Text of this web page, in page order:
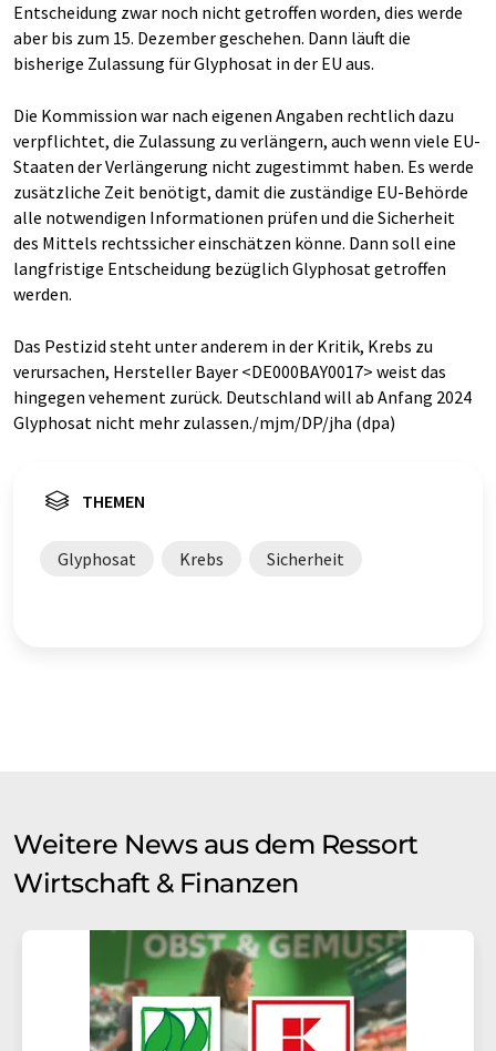
Entscheidung zwar noch nicht getroffen worden, dies werde
aber bis zum 15. Dezember geschehen. Dann läuft die
bisherige Zulassung für Glyphosat in der EU aus.
Die Kommission war nach eigenen Angaben rechtlich dazu
verpflichtet, die Zulassung zu verlängern, auch wenn viele EU-
Staaten der Verlängerung nicht zugestimmt haben. Es werde
zusätzliche Zeit benötigt, damit die zuständige EU-Behörde
alle notwendigen Informationen prüfen und die Sicherheit
des Mittels rechtssicher einschätzen könne. Dann soll eine
langfristige Entscheidung bezüglich Glyphosat getroffen
werden.
Das Pestizid steht unter anderem in der Kritik, Krebs zu
verursachen, Hersteller Bayer <DE000BAY0017> weist das
hingegen vehement zurück. Deutschland will ab Anfang 2024
Glyphosat nicht mehr zulassen./mjm/DP/jha (dpa)
THEMEN
Glyphosat Krebs Sicherheit
Weitere News aus dem Ressort
Wirtschaft & Finanzen